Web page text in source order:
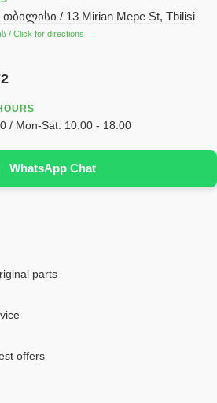
/ 13 Mirian Mepe St, Tbilisi
Click for directions
/ Mon-Sat: 10:00 - 18:00
WhatsApp Chat
parts
offers